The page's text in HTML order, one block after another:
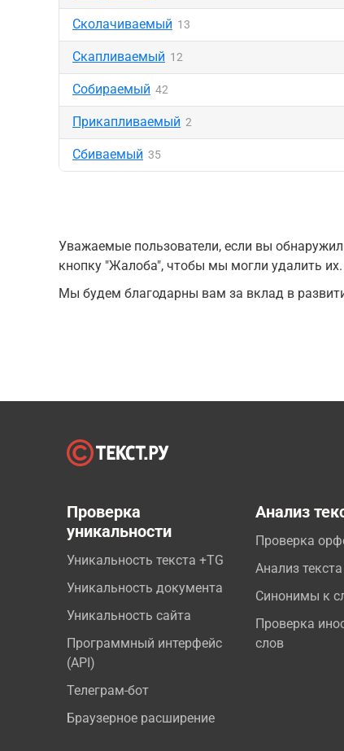
Сколачиваемый 13
Скапливаемый 12
Собираемый 42
Прикапливаемый 2
Сбиваемый 35
Уважаемые пользователи, если вы
кнопку "Жалоба", чтобы мы могли удалить их.
Мы будем благодарны вам за вклад в
Проверка
уникальности
Уникальность текста +TG
Уникальность документа
Уникальность сайта
Программный интерфейс
(API)
Телеграм-бот
Браузерное расширение
Анализ
Проверка
Анализ текста
Синонимы к
Проверка
слов